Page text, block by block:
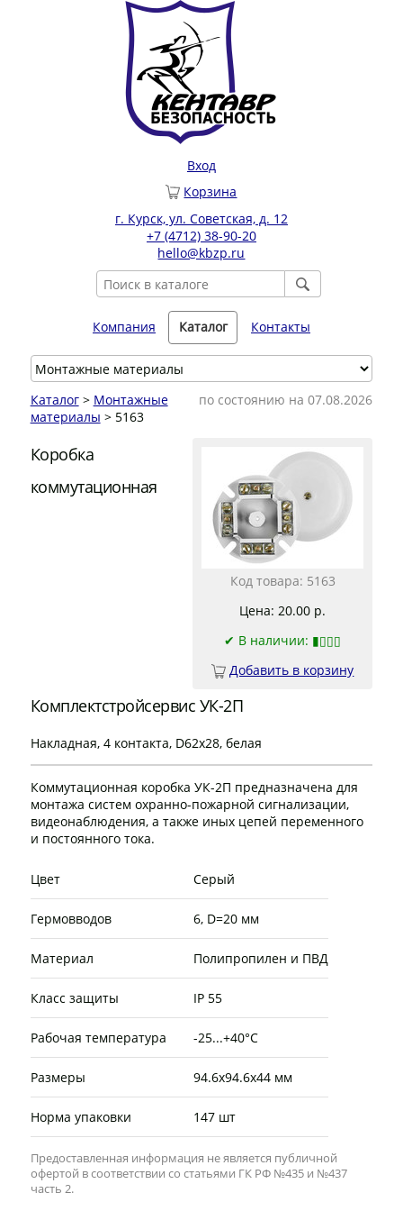
Вход
Корзина
г. Курск, ул. Советская, д. 12
+7 (4712) 38-90-20
hello@kbzp.ru
Компания Каталог Контакты
по состоянию на 07.08.2026
Каталог> Монтажные
материалы > 5163
Код товара: 5163
Цена: 20.00 р.
✔ В наличии: ▮▯▯▯
Добавить в корзину
Коробка
коммутационная
Комплектстройсервис УК-2П
Накладная, 4 контакта, D62x28, белая
Коммутационная коробка УК-2П предназначена для
монтажа систем охранно-пожарной сигнализации,
видеонаблюдения, а также иных цепей переменного
и постоянного тока.
Цвет Серый
Гермовводов 6, D=20 мм
Материал Полипропилен и ПВД
Класс защиты IP 55
Рабочая температура -25...+40°C
Размеры 94.6х94.6х44 мм
Норма упаковки 147 шт
Предоставленная информация не является публичной
офертой в соответствии со статьями ГК РФ №435 и №437
часть 2.